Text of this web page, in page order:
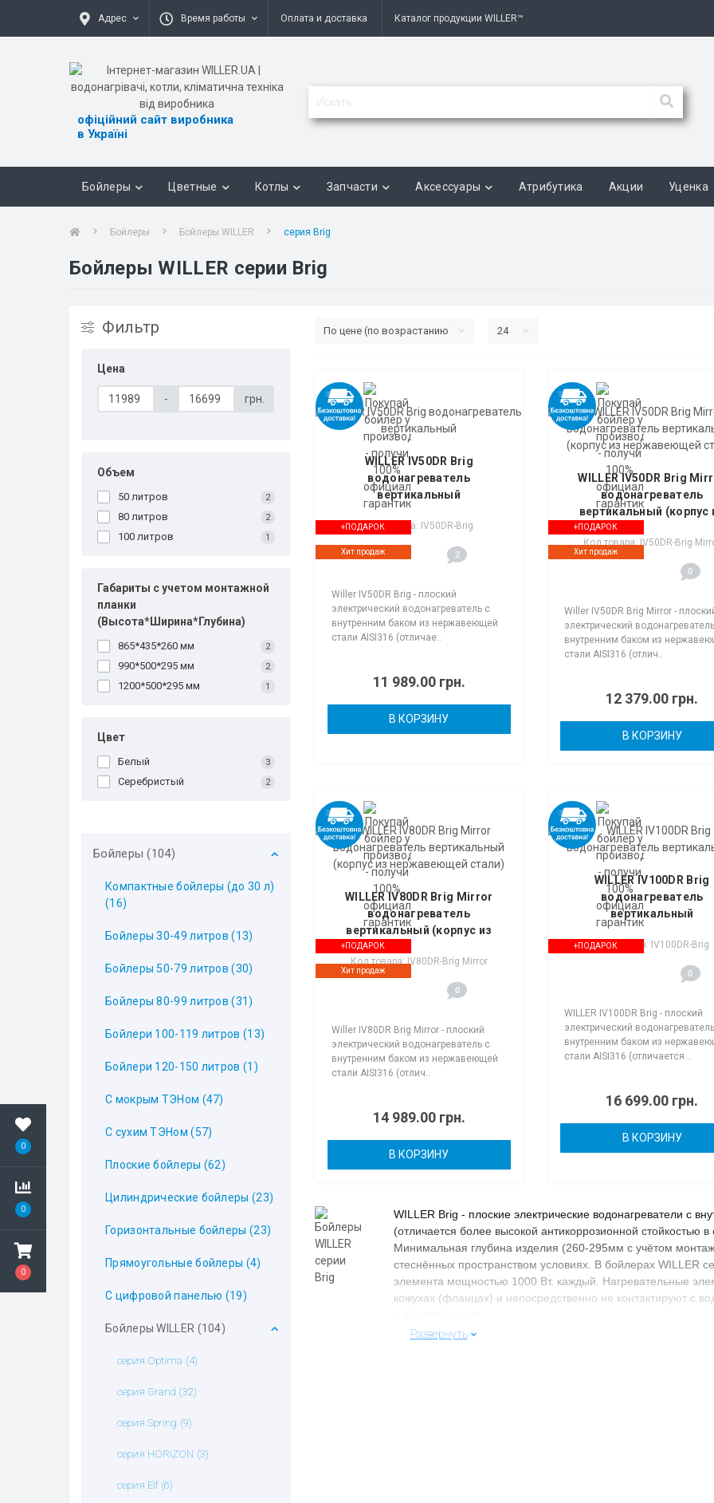
0
0
0
Адрес Время работы Оплата и доставка Каталог продукции WILLER™
офіційний сайт виробника
в Україні
Бойлеры Цветные Котлы Запчасти Аксессуары Атрибутика Акции Уценка
Бойлеры Бойлеры WILLER серия Brig
Бойлеры WILLER серии Brig
Фильтр
Цена
- грн.
Объем
50 литров 2
80 литров 2
100 литров 1
Габариты с учетом монтажной
планки
(Высота*Ширина*Глубина)
865*435*260 мм 2
990*500*295 мм 2
1200*500*295 мм 1
Цвет
Белый 3
Серебристый 2
Бойлеры (104)
Компактные бойлеры (до 30 л)
(16)
Бойлеры 30-49 литров (13)
Бойлеры 50-79 литров (30)
Бойлеры 80-99 литров (31)
Бойлери 100-119 литров (13)
Бойлери 120-150 литров (1)
С мокрым ТЭНом (47)
С сухим ТЭНом (57)
Плоские бойлеры (62)
Цилиндрические бойлеры (23)
Горизонтальные бойлеры (23)
Прямоугольные бойлеры (4)
С цифровой панелью (19)
Бойлеры WILLER (104)
серия Optima (4)
серия Grand (32)
серия Spring (9)
cерия HORIZON (3)
серия Elf (6)
+ПОДАРОК
Хит продаж
WILLER IV50DR Brig
водонагреватель
вертикальный
Код товара: IV50DR-Brig
2
Willer IV50DR Brig - плоский
электрический водонагреватель с
внутренним баком из нержавеющей
стали AISI316 (отличае..
11 989.00 грн.
В КОРЗИНУ
+ПОДАРОК
Хит продаж
WILLER IV50DR Brig
водонагреватель
вертикальный (корпус
нержавеющей стали)
Код товара: IV50DR-Brig
0
Willer IV50DR Brig Mirror -
электрический
внутренним баком из
стали AISI316 (отлич..
12 379.00 грн.
В КОРЗИНУ
+ПОДАРОК
Хит продаж
WILLER IV80DR Brig Mirror
водонагреватель
вертикальный (корпус из
нержавеющей стали)
Код товара: IV80DR-Brig Mirror
0
Willer IV80DR Brig Mirror - плоский
электрический водонагреватель с
внутренним баком из нержавеющей
стали AISI316 (отлич..
14 989.00 грн.
В КОРЗИНУ
+ПОДАРОК
WILLER IV100DR Brig
водонагреватель
вертикальный
Код товара: IV100DR-Brig
0
WILLER IV100DR Brig - плоский
электрический
внутренним баком из
стали AISI316 (отличается ..
16 699.00 грн.
В КОРЗИНУ
WILLER Brig - плоские электрические водонагреватели с
(отличается более высокой антикоррозионной стойкостью
Минимальная глубина изделия (260-295мм с учётом
стеснённых пространством условиях. В бойлерах WILLER
элемента мощностью 1000 Вт. каждый. Нагревательные
кожухах (фланцах) и непосредственно не контактируют с
Нержавеющая сталь AISI316 - это стойкий к процессу
Развернуть